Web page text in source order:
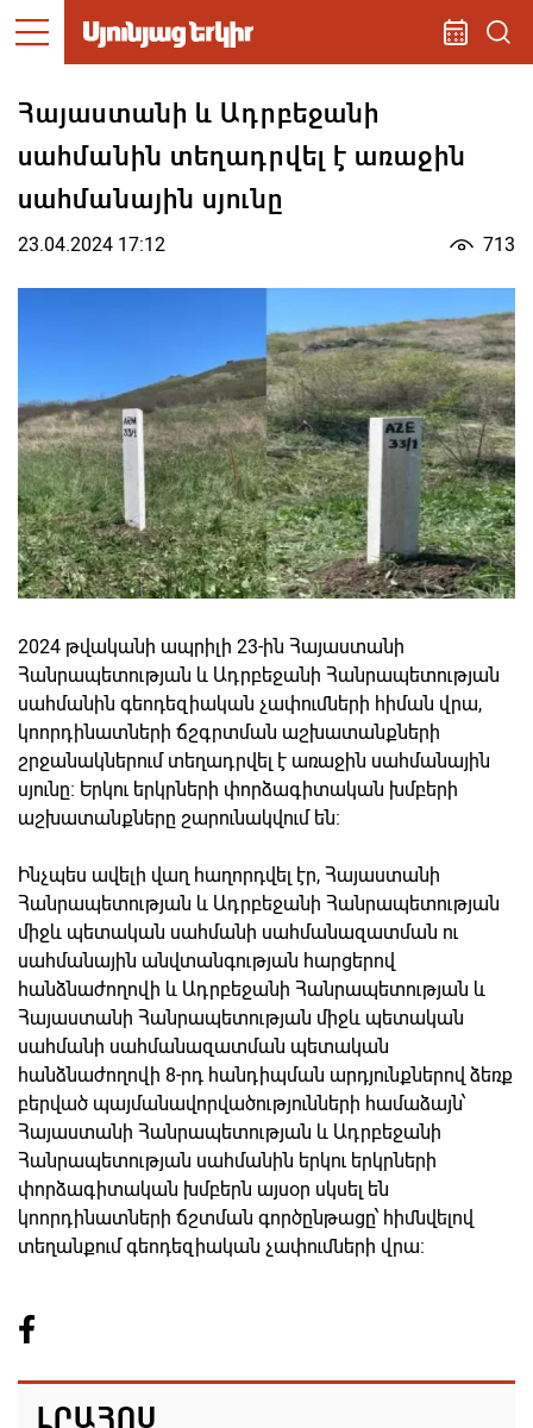
Հայաստանի և Ադրբեջանի
սահմանին տեղադրվել է առաջին
սահմանային սյունը
23.04.2024 17:12 713
2024 թվականի ապրիլի 23-ին Հայաստանի
Հանրապետության և Ադրբեջանի Հանրապետության
սահմանին գեոդեզիական չափումների հիման վրա,
կոորդինատների ճշգրտման աշխատանքների
շրջանակներում տեղադրվել է առաջին սահմանային
սյունը։ Երկու երկրների փորձագիտական խմբերի
աշխատանքները շարունակվում են։
Ինչպես ավելի վաղ հաղորդվել էր, Հայաստանի
Հանրապետության և Ադրբեջանի Հանրապետության
միջև պետական սահմանի սահմանազատման ու
սահմանային անվտանգության հարցերով
հանձնաժողովի և Ադրբեջանի Հանրապետության և
Հայաստանի Հանրապետության միջև պետական
սահմանի սահմանազատման պետական
հանձնաժողովի 8-րդ հանդիպման արդյունքներով ձեռք
բերված պայմանավորվածությունների համաձայն՝
Հայաստանի Հանրապետության և Ադրբեջանի
Հանրապետության սահմանին երկու երկրների
փորձագիտական խմբերն այսօր սկսել են
կոորդինատների ճշտման գործընթացը՝ հիմնվելով
տեղանքում գեոդեզիական չափումների վրա։
ԼՐԱՀՈՍ